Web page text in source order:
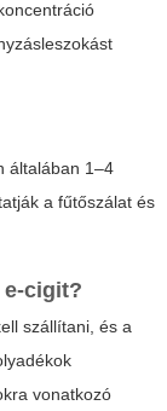
általában 1–4
a fűtőszálat és
e-cigit?
szállítani, és a
vonatkozó